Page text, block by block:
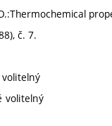
č. 7.
volitelný